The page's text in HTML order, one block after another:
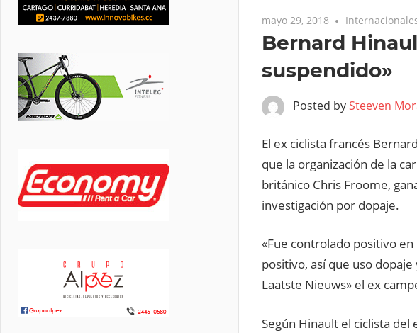
mayo 29, 2018
Bernard
suspendido»
Posted bySteeven
El ex ciclista francés
que la organización de la
británico Chris Froome,
investigación por dopaje.
«Fue controlado positivo
positivo, así que uso
Laatste Nieuws» el ex
Según Hinault el ciclista del